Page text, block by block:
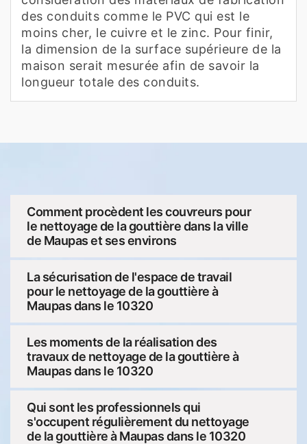
des conduits comme le PVC qui est le
moins cher, le cuivre et le zinc. Pour finir,
la dimension de la surface supérieure de la
maison serait mesurée afin de savoir la
longueur totale des conduits.
Comment procèdent les couvreurs pour
le nettoyage de la gouttière dans la ville
de Maupas et ses environs
La sécurisation de l'espace de travail
pour le nettoyage de la gouttière à
Maupas dans le 10320
Les moments de la réalisation des
travaux de nettoyage de la gouttière à
Maupas dans le 10320
Qui sont les professionnels qui
s'occupent régulièrement du nettoyage
de la gouttière à Maupas dans le 10320